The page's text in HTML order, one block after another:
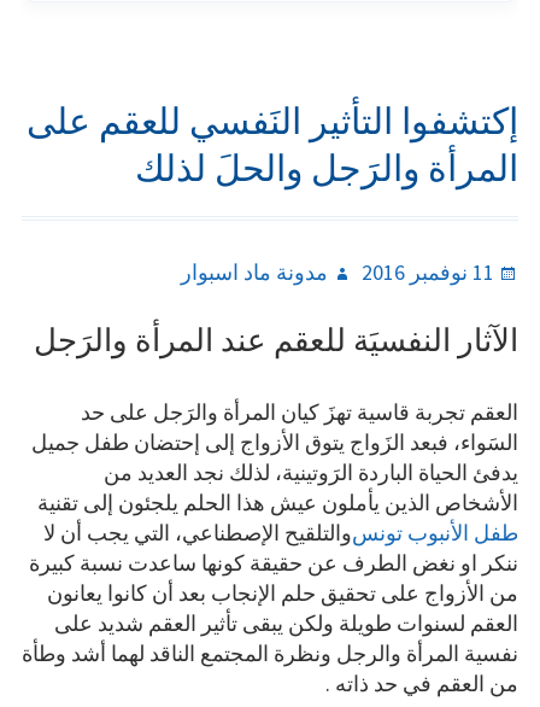
إكتشفوا التأثير النَفسي للعقم على
المرأة والرَجل والحلَ لذلك
Posted
11 نوفمبر 2016 Author
مدونة ماد اسبوار
الآثار النفسيَة للعقم عند المرأة والرَجل
العقم تجربة قاسية تهزَ كيان المرأة والرَجل على حد
السَواء، فبعد الزَواج يتوق الأزواج إلى إحتضان طفل جميل
يدفئ الحياة الباردة الرَوتينية، لذلك نجد العديد من
الأشخاص الذين يأملون عيش هذا الحلم يلجئون إلى تقنية
طفل الأنبوب تونسوالتلقيح الإصطناعي، التي يجب أن لا
ننكر او نغض الطرف عن حقيقة كونها ساعدت نسبة كبيرة
من الأزواج على تحقيق حلم الإنجاب بعد أن كانوا يعانون
العقم لسنوات طويلة ولكن يبقى تأثير العقم شديد على
نفسية المرأة والرجل ونظرة المجتمع الناقد لهما أشد وطأة
من العقم في حد ذاته .